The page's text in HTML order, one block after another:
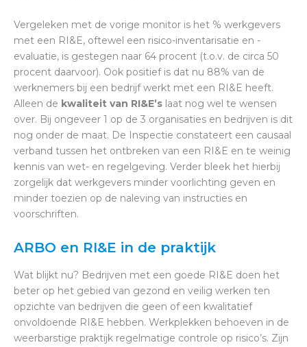
Vergeleken met de vorige monitor is het % werkgevers
met een RI&E, oftewel een risico-inventarisatie en -
evaluatie, is gestegen naar 64 procent (t.o.v. de circa 50
procent daarvoor). Ook positief is dat nu 88% van de
werknemers bij een bedrijf werkt met een RI&E heeft.
Alleen de kwaliteit van RI&E’s laat nog wel te wensen
over. Bij ongeveer 1 op de 3 organisaties en bedrijven is dit
nog onder de maat. De Inspectie constateert een causaal
verband tussen het ontbreken van een RI&E en te weinig
kennis van wet- en regelgeving. Verder bleek het hierbij
zorgelijk dat werkgevers minder voorlichting geven en
minder toezien op de naleving van instructies en
voorschriften.
ARBO en RI&E in de praktijk
Wat blijkt nu? Bedrijven met een goede RI&E doen het
beter op het gebied van gezond en veilig werken ten
opzichte van bedrijven die geen of een kwalitatief
onvoldoende RI&E hebben. Werkplekken behoeven in de
weerbarstige praktijk regelmatige controle op risico’s. Zijn